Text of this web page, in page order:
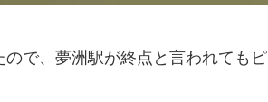
で、夢洲駅が終点と言われてもピ